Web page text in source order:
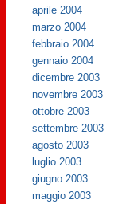
aprile 2004
marzo 2004
febbraio 2004
gennaio 2004
dicembre 2003
novembre 2003
ottobre 2003
settembre 2003
agosto 2003
luglio 2003
giugno 2003
maggio 2003